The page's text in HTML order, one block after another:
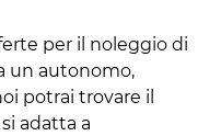
per il noleggio di
un autonomo,
potrai trovare il
adatta a